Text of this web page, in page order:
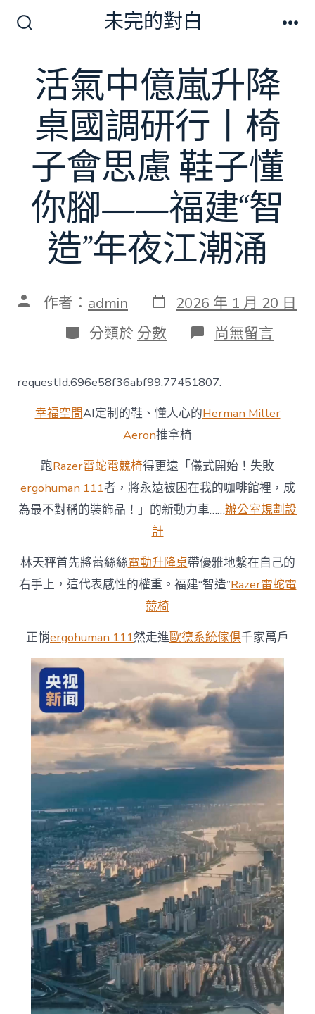
切
換
開
未完的對白
活氣中億嵐升降
桌國調研行丨椅
子會思慮 鞋子懂
你腳——福建“智
造”年夜江潮涌
文 作者： admin 發
表
日
期
2026 年 1 月 20 日
分
類
分類於 分數 在
〈活
中
億
升
國
調
研
行
丨
會
思
慮
懂
你
腳
——
福
建
“智
造”
年
夜
江
潮
涌〉
中
尚無留言
requestId:696e58f36abf99.77451807.
幸福空間AI定制的鞋、懂人心的Herman Miller
Aeron推拿椅
跑Razer雷蛇電競椅得更遠「儀式開始！失敗
ergohuman 111者，將永遠被困在我的咖啡館裡，成
為最不對稱的裝飾品！」的新動力車……辦公室規劃設
計
林天秤首先將蕾絲絲電動升降桌帶優雅地繫在自己的
右手上，這代表感性的權重。福建“智造”Razer雷蛇電
競椅
正悄ergohuman 111然走進歐德系統傢俱千家萬戶